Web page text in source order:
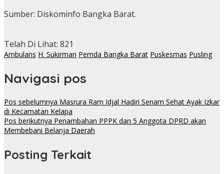
Sumber: Diskominfo Bangka Barat.
Telah Di Lihat: 821
Ambulans H. Sukirman Pemda Bangka Barat Puskesmas Pusling
Navigasi pos
Pos sebelumnya Masrura Ram Idjal Hadiri Senam Sehat Ayak Izkar
di Kecamatan Kelapa
Pos berikutnya Penambahan PPPK dan 5 Anggota DPRD akan
Membebani Belanja Daerah
Posting Terkait